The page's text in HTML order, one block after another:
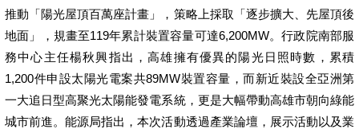
推動「陽光屋頂百萬座計畫」，策略上採取「逐步擴大、先屋頂後
地面」，規畫至119年累計裝置容量可達6,200MW。行政院南部服
務中心主任楊秋興指出，高雄擁有優異的陽光日照時數，累積
1,200件申設太陽光電案共89MW裝置容量，而新近裝設全亞洲第
一大追日型高聚光太陽能發電系統，更是大幅帶動高雄市朝向綠能
城市前進。能源局指出，本次活動透過產業論壇，展示活動以及業